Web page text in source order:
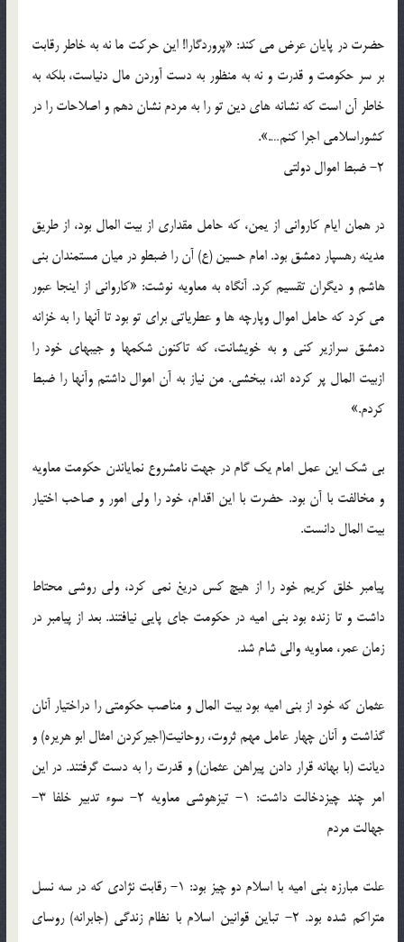
حضرت در پایان عرض می کند: «پروردگارا! این حرکت ما نه به خاطر رقابت
بر سر حکومت و قدرت و نه به منظور به دست آوردن مال دنیاست، بلکه به
خاطر آن است که نشانه های دین تو را به مردم نشان دهم و اصلاحات را در
کشوراسلامی اجرا کنم….».
2- ضبط اموال دولتی
در همان ایام کاروانی از یمن، که حامل مقداری از بیت المال بود، از طریق
مدینه رهسپار دمشق بود. امام حسین (ع) آن را ضبطو در میان مستمندان بنی
هاشم و دیگران تقسیم کرد. آنگاه به معاویه نوشت: «کاروانی از اینجا عبور
می کرد که حامل اموال وپارچه ها و عطریاتی برای تو بود تا آنها را به خزانه
دمشق سرازیر کنی و به خویشانت، که تاکنون شکمها و جیبهای خود را
ازبیت المال پر کرده اند، ببخشی. من نیاز به آن اموال داشتم وآنها را ضبط
کردم.»
بی شک این عمل امام یک گام در جهت نامشروع نمایاندن حکومت معاویه
و مخالفت با آن بود. حضرت با این اقدام، خود را ولی امور و صاحب اختیار
بیت المال دانست.
پیامبر خلق کریم خود را از هیچ کس دریغ نمی کرد، ولی روشی محتاط
داشت و تا زنده بود بنی امیه در حکومت جای پایی نیافتند. بعد از پیامبر در
زمان عمر، معاویه والی شام شد.
عثمان که خود از بنی امیه بود بیت المال و مناصب حکومتی را دراختیار آنان
گذاشت و آنان چهار عامل مهم ثروت، روحانیت(اجیرکردن امثال ابو هریره) و
دیانت (با بهانه قرار دادن پیراهن عثمان) و قدرت را به دست گرفتند. در این
امر چند چیزدخالت داشت: 1- تیزهوشی معاویه 2- سوء تدبیر خلفا 3-
جهالت مردم
علت مبارزه بنی امیه با اسلام دو چیز بود: 1- رقابت نژادی که در سه نسل
متراکم شده بود. 2- تباین قوانین اسلام با نظام زندگی (جابرانه) روسای